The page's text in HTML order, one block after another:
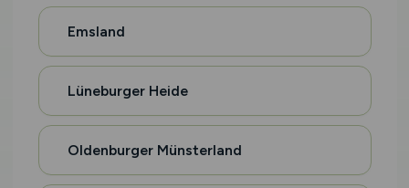
Emsland
Lüneburger Heide
Oldenburger Münsterland